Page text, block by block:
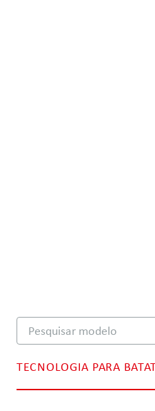
TECNOLOGIA PARA
Pesquisar modelo
Tecnologia de separação